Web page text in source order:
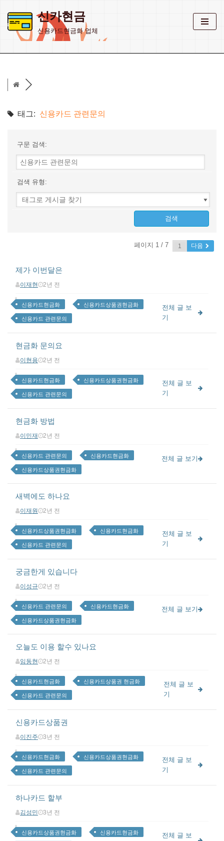
콘
너
기
신카현금
신용카드현금화 업체
태그: 신용카드 관련문의
구문 검색:
검색 유형:
페이지 1 / 7 다음
제가 이번달은
이재현 2년 전
신용카드현금화 신용카드상품권현금화
신용카드 관련문의
전체 글 보
기
현금화 문의요
이현용 2년 전
신용카드현금화 신용카드상품권현금화
신용카드 관련문의
전체 글 보
기
현금화 방법
이민재 2년 전
신용카드 관련문의 신용카드현금화
신용카드상품권현금화
전체 글 보기
새벽에도 하나요
이재원 2년 전
신용카드상품권현금화 신용카드현금화
신용카드 관련문의
전체 글 보
기
궁금한게 있습니다
이성규 2년 전
신용카드 관련문의 신용카드현금화
신용카드상품권현금화
전체 글 보기
오늘도 이용 할수 있나요
임동현 2년 전
신용카드현금화 신용카드상품권 현금화
신용카드 관련문의
전체 글 보
기
신용카드상품권
이진주 3년 전
신용카드현금화 신용카드상품권현금화
신용카드 관련문의
전체 글 보
기
하나카드 할부
김성민 3년 전
신용카드상품권현금화 신용카드현금화
전체 글 보